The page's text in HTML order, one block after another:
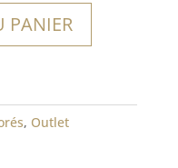
PANIER
, Outlet